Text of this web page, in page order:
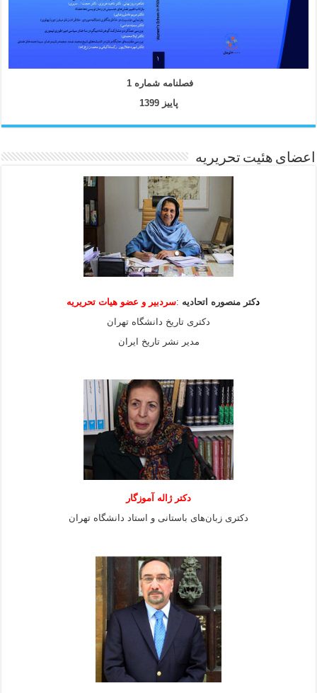
فصلنامه شماره 1
پاییز 1399
اعضای هئیت تحریریه
دکتر منصوره اتحادیه :سردبیر و عضو هیاتتحریریه
دکتری تاریخ دانشگاه تهران
مدیر نشر تاریخ ایران
دکتر ژاله آموزگار
دکتری زبان‌های باستانی و استاد دانشگاه تهران